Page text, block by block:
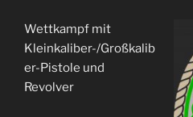
Wettkampf mit
Kleinkaliber-/Großkalib
er-Pistole und
Revolver